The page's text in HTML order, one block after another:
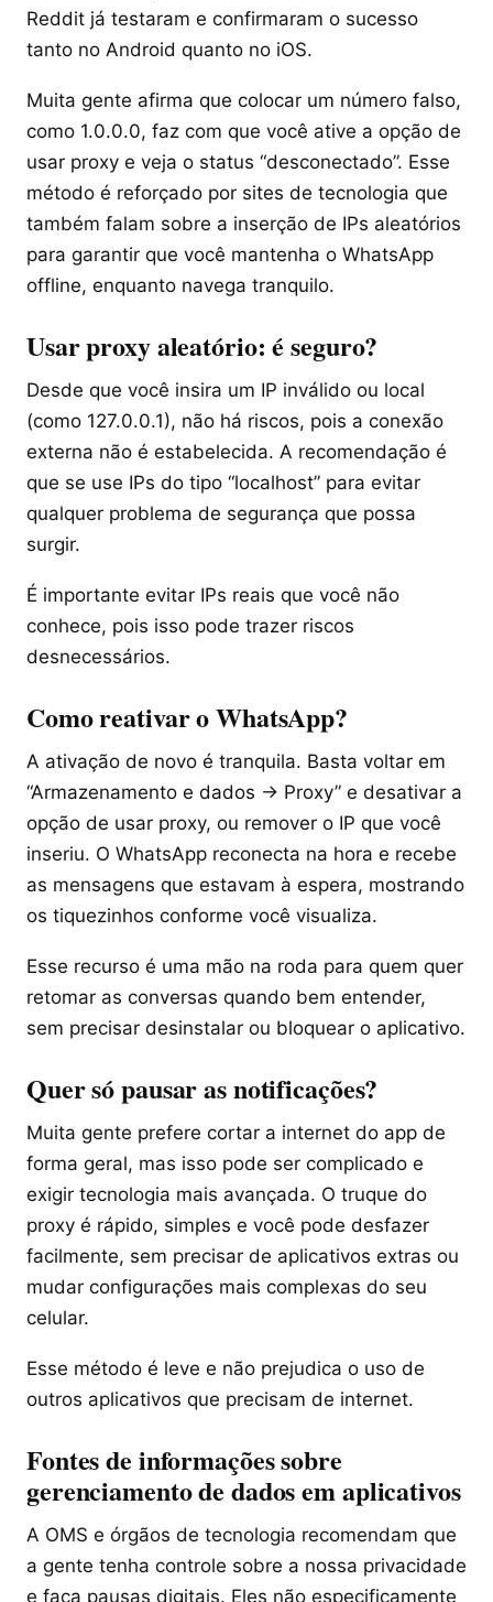
Reddit já testaram e confirmaram o sucesso
tanto no Android quanto no iOS.
Muita gente afirma que colocar um número falso,
como 1.0.0.0, faz com que você ative a opção de
usar proxy e veja o status “desconectado”. Esse
método é reforçado por sites de tecnologia que
também falam sobre a inserção de IPs aleatórios
para garantir que você mantenha o WhatsApp
offline, enquanto navega tranquilo.
Usar proxy aleatório: é seguro?
Desde que você insira um IP inválido ou local
(como 127.0.0.1), não há riscos, pois a conexão
externa não é estabelecida. A recomendação é
que se use IPs do tipo “localhost” para evitar
qualquer problema de segurança que possa
surgir.
É importante evitar IPs reais que você não
conhece, pois isso pode trazer riscos
desnecessários.
Como reativar o WhatsApp?
A ativação de novo é tranquila. Basta voltar em
“Armazenamento e dados → Proxy” e desativar a
opção de usar proxy, ou remover o IP que você
inseriu. O WhatsApp reconecta na hora e recebe
as mensagens que estavam à espera, mostrando
os tiquezinhos conforme você visualiza.
Esse recurso é uma mão na roda para quem quer
retomar as conversas quando bem entender,
sem precisar desinstalar ou bloquear o aplicativo.
Quer só pausar as notificações?
Muita gente prefere cortar a internet do app de
forma geral, mas isso pode ser complicado e
exigir tecnologia mais avançada. O truque do
proxy é rápido, simples e você pode desfazer
facilmente, sem precisar de aplicativos extras ou
mudar configurações mais complexas do seu
celular.
Esse método é leve e não prejudica o uso de
outros aplicativos que precisam de internet.
Fontes de informações sobre
gerenciamento de dados em aplicativos
A OMS e órgãos de tecnologia recomendam que
a gente tenha controle sobre a nossa privacidade
e faça pausas digitais. Eles não especificamente